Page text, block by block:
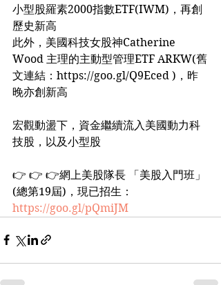
小型股羅素2000指數ETF(IWM)，再創
歷史新高
此外，美國科技女股神Catherine
Wood 主理的主動型管理ETF ARKW(舊
文連結：https://goo.gl/Q9Eced )，昨
晚亦創新高
宏觀動盪下，資金繼續流入美國動力科
技股，以及小型股
👉 👉 👉網上美股隊長 「美股入門班」
(總第19屆)，現已招生：
https://goo.gl/pQmiJM